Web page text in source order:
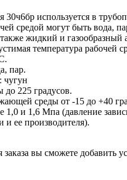
30ч6бр используется в
средой могут быть вода,
жидкий и газообразный
температура рабочей
пар.
чугун
до 225 градусов.
среды от -15 до +40
1,0 и 1,6 Мпа (давление
и ее производителя).
вы сможете добавить